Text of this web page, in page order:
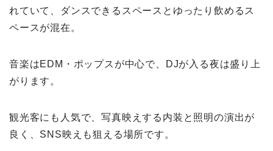
れていて、ダンスできるスペースとゆったり飲めるス
ペースが混在。
音楽はEDM・ポップスが中心で、DJが入る夜は盛り上
がります。
観光客にも人気で、写真映えする内装と照明の演出が
良く、SNS映えも狙える場所です。